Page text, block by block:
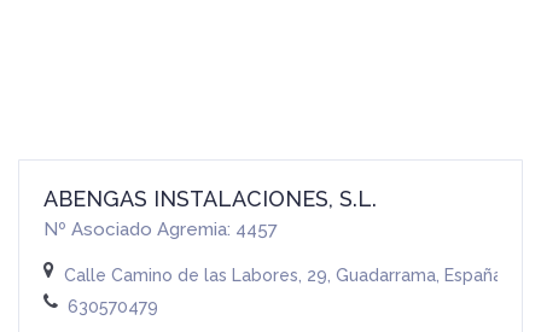
ABENGAS INSTALACIONES, S.L.
Nº Asociado Agremia: 4457
Calle Camino de las Labores, 29, Guadarrama, España
630570479